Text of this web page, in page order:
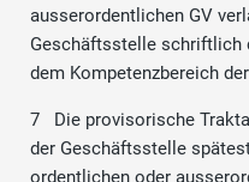
ausserordentlichen GV
Geschäftsstelle schriftlich
dem Kompetenzbereich
7 Die provisorische
der Geschäftsstelle
ordentlichen oder